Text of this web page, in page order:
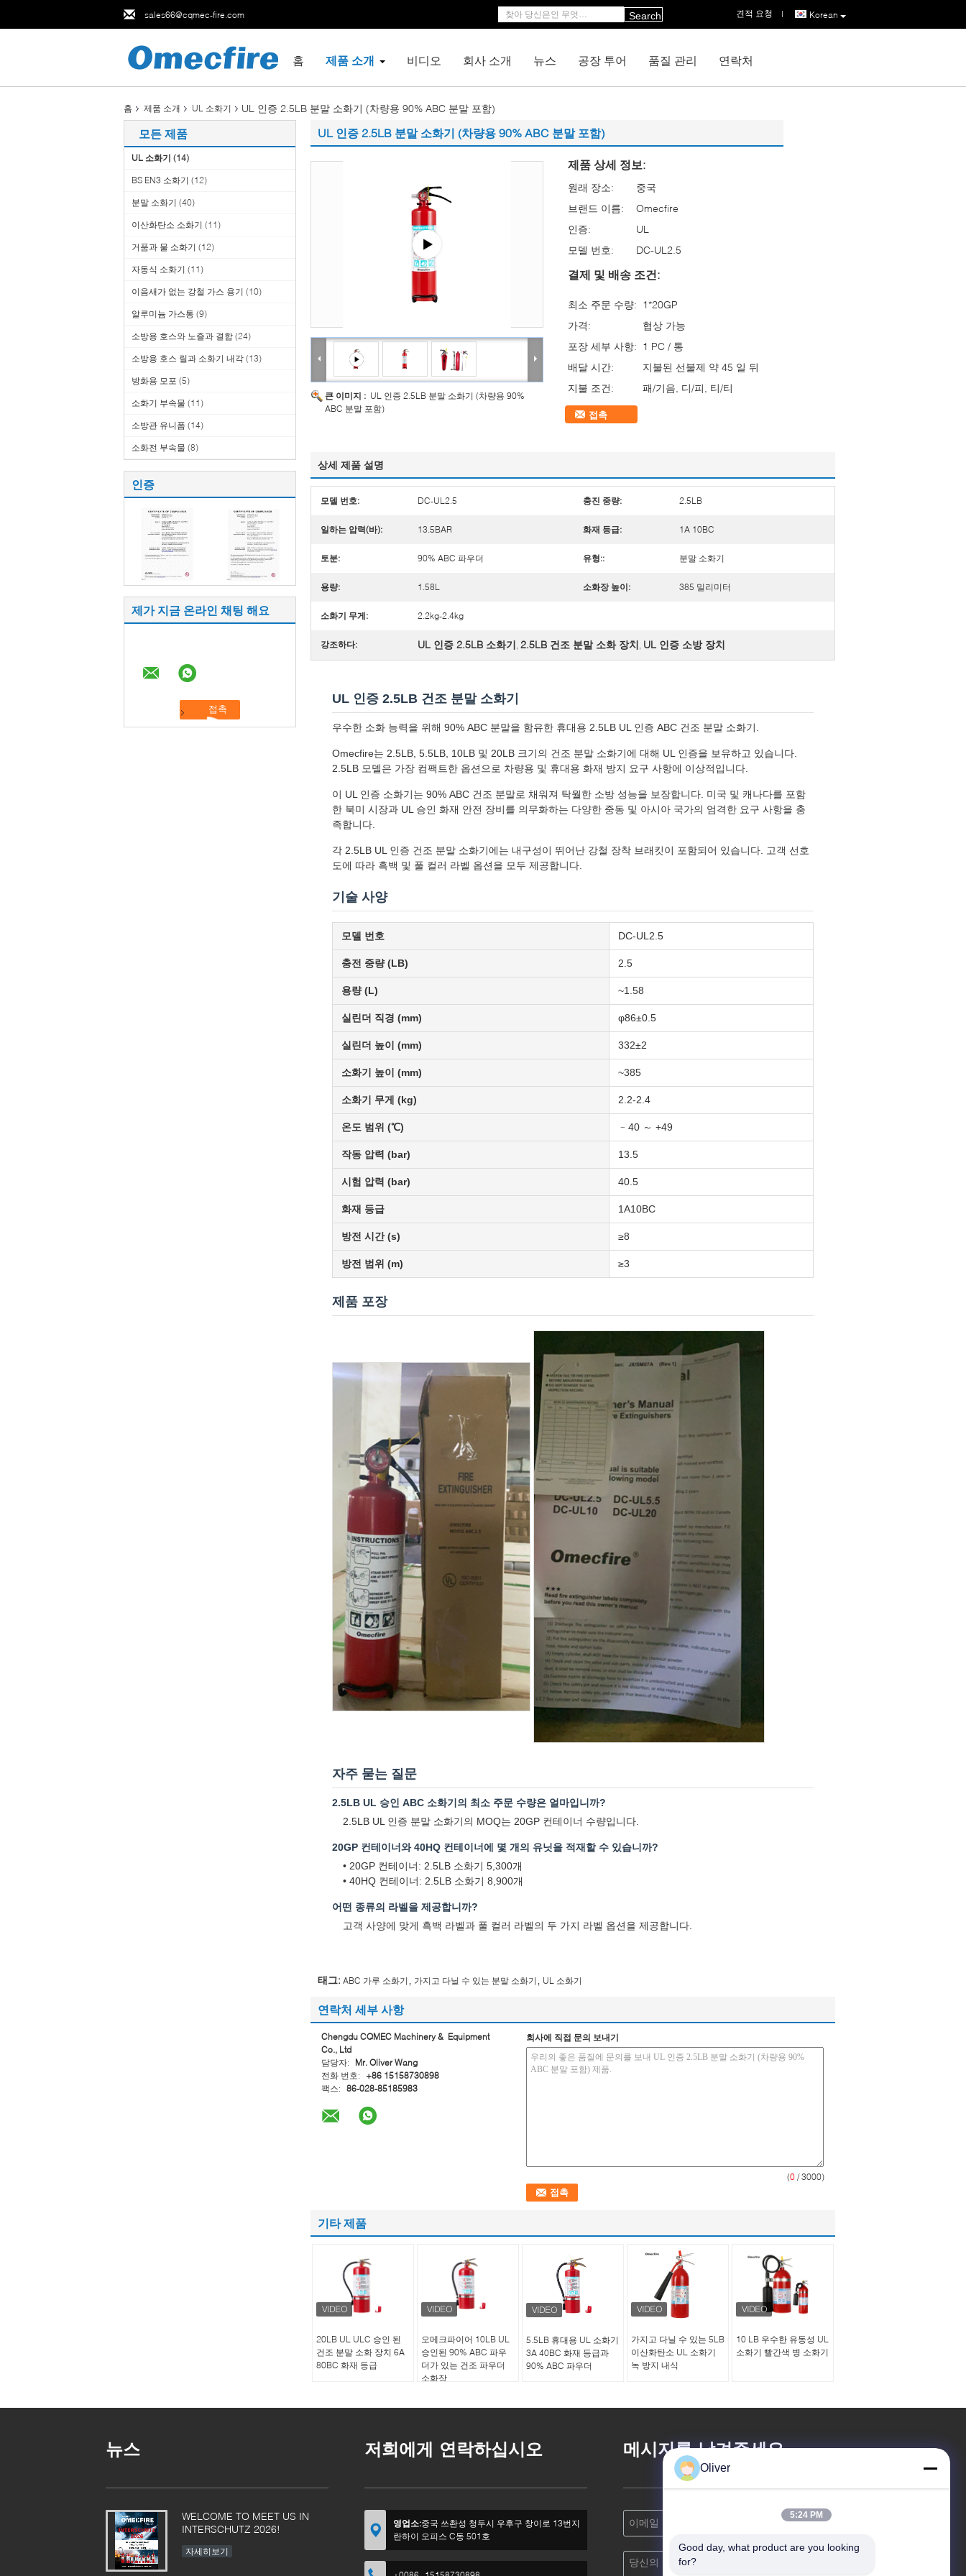
sales66@cqmec-fire.com Korean
견적 요청 |
Search
홈 제품 소개 비디오 회사 소개 뉴스 공장 투어 품질 관리 연락처
홈 제품 소개 UL 소화기 UL 인증 2.5LB 분말 소화기 (차량용 90% ABC 분말 포함)
모든 제품
UL 소화기 (14)
BS EN3 소화기 (12)
분말 소화기 (40)
이산화탄소 소화기 (11)
거품과 물 소화기 (12)
자동식 소화기 (11)
이음새가 없는 강철 가스 용기 (10)
알루미늄 가스통 (9)
소방용 호스와 노즐과 결합 (24)
소방용 호스 릴과 소화기 내각 (13)
방화용 모포 (5)
소화기 부속물 (11)
소방관 유니폼 (14)
소화전 부속물 (8)
인증
제가 지금 온라인 채팅 해요
UL 인증 2.5LB 분말 소화기 (차량용 90% ABC 분말 포함)
큰 이미지 : UL 인증 2.5LB 분말 소화기 (차량용 90%
ABC 분말 포함)
제품 상세 정보:
원래 장소:
중국
브랜드 이름:
Omecfire
인증:
UL
모델 번호:
DC-UL2.5
결제 및 배송 조건:
최소 주문 수량: 1*20GP
가격:
협상 가능
포장 세부 사항: 1 PC / 통
배달 시간:
지불된 선불제 약 45 일 뒤
지불 조건:
패/기음, 디/피, 티/티
접촉
상세 제품 설명
모델 번호: DC-UL2.5 충진 중량: 2.5LB
일하는 압력(바): 13.5BAR 화재 등급: 1A 10BC
토분: 90% ABC 파우더 유형:: 분말 소화기
용량: 1.58L 소화장 높이: 385 밀리미터
소화기 무게: 2.2kg-2.4kg
강조하다: UL 인증 2.5LB 소화기, 2.5LB 건조 분말 소화 장치, UL 인증 소방 장치
UL 인증 2.5LB 건조 분말 소화기
우수한 소화 능력을 위해 90% ABC 분말을 함유한 휴대용 2.5LB UL 인증 ABC 건조 분말 소화기.
Omecfire는 2.5LB, 5.5LB, 10LB 및 20LB 크기의 건조 분말 소화기에 대해 UL 인증을 보유하고 있습니다.
2.5LB 모델은 가장 컴팩트한 옵션으로 차량용 및 휴대용 화재 방지 요구 사항에 이상적입니다.
이 UL 인증 소화기는 90% ABC 건조 분말로 채워져 탁월한 소방 성능을 보장합니다. 미국 및 캐나다를 포함
한 북미 시장과 UL 승인 화재 안전 장비를 의무화하는 다양한 중동 및 아시아 국가의 엄격한 요구 사항을 충
족합니다.
각 2.5LB UL 인증 건조 분말 소화기에는 내구성이 뛰어난 강철 장착 브래킷이 포함되어 있습니다. 고객 선호
도에 따라 흑백 및 풀 컬러 라벨 옵션을 모두 제공합니다.
기술 사양
모델 번호 DC-UL2.5
충전 중량 (LB) 2.5
용량 (L) ~1.58
실린더 직경 (mm) φ86±0.5
실린더 높이 (mm) 332±2
소화기 높이 (mm) ~385
소화기 무게 (kg) 2.2-2.4
온도 범위 (℃) ﹣40 ～ +49
작동 압력 (bar) 13.5
시험 압력 (bar) 40.5
화재 등급 1A10BC
방전 시간 (s) ≥8
방전 범위 (m) ≥3
제품 포장
자주 묻는 질문
2.5LB UL 승인 ABC 소화기의 최소 주문 수량은 얼마입니까?
2.5LB UL 인증 분말 소화기의 MOQ는 20GP 컨테이너 수량입니다.
20GP 컨테이너와 40HQ 컨테이너에 몇 개의 유닛을 적재할 수 있습니까?
• 20GP 컨테이너: 2.5LB 소화기 5,300개
• 40HQ 컨테이너: 2.5LB 소화기 8,900개
어떤 종류의 라벨을 제공합니까?
고객 사양에 맞게 흑백 라벨과 풀 컬러 라벨의 두 가지 라벨 옵션을 제공합니다.
태그: ABC 가루 소화기 가지고 다닐 수 있는 분말 소화기 UL 소화기
연락처 세부 사항
Chengdu CQMEC Machinery & Equipment
Co., Ltd
담당자:
Mr. Oliver Wang
전화 번호:
+86 15158730898
팩스: 86-028-85185983
회사에 직접 문의 보내기
(0 / 3000)
기타 제품
20LB UL ULC 승인 된
건조 분말 소화 장치 6A
80BC 화재 등급
오메크파이어 10LB UL
승인된 90% ABC 파우
더가 있는 건조 파우더
소화장
5.5LB 휴대용 UL 소화기
3A 40BC 화재 등급과
90% ABC 파우더
가지고 다닐 수 있는 5LB
이산화탄소 UL 소화기
녹 방지 내식
10 LB 우수한 유동성 UL
소화기 빨간색 병 소화기
뉴스
WELCOME TO MEET US IN
INTERSCHUTZ 2026!
자세히보기
저희에게 연락하십시오
영업소:중국 쓰촨성 청두시 우후구 창이로 13번지
란하이 오피스 C동 501호
메시지를 남겨주세요
Oliver
5:24 PM
Good day, what product are you looking
for?